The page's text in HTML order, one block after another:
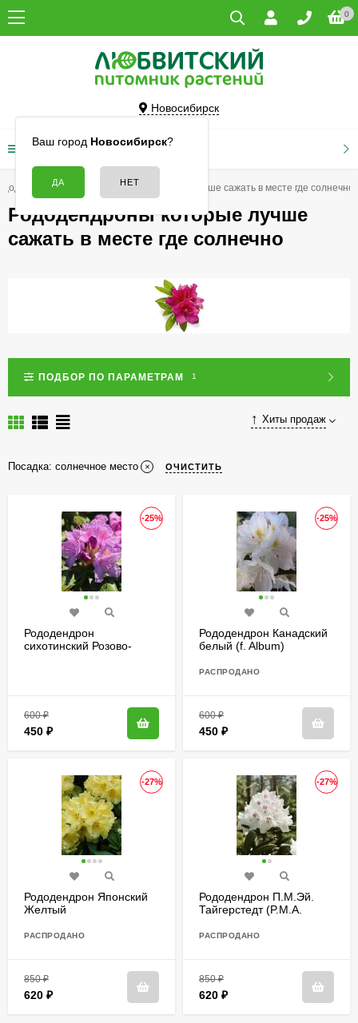
0
Новосибирск
Ваш город Новосибирск?
КАТАЛОГ ТОВАРОВ
Рододендроны которые лучше сажать в месте где солнечно
Рододендроны которые лучше
сажать в месте где солнечно
ПОДБОР ПО ПАРАМЕТРАМ 1
Хиты продаж
Посадка: солнечное место ОЧИСТИТЬ
-25%
Рододендрон
сихотинский Розово-
600₽
450 ₽
-25%
Рододендрон Канадский
белый (f. Album)
РАСПРОДАНО
600₽
450 ₽
-27%
Рододендрон Японский
Желтый
РАСПРОДАНО
850₽
620 ₽
-27%
Рододендрон П.М.Эй.
Тайгерстедт (P.M.A.
РАСПРОДАНО
850₽
620 ₽